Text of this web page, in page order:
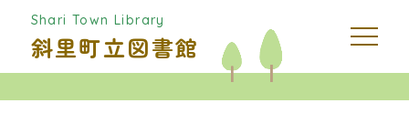
Shari Town Library
斜里町立図書館